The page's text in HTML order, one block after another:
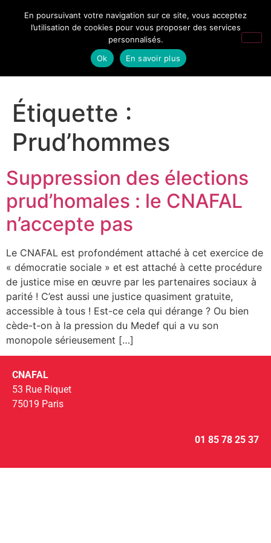
Étiquette :
Prud’hommes
Suppression des élections
prud’homales : le CNAFAL
n’accepte pas
Le CNAFAL est profondément attaché à cet exercice de
« démocratie sociale » et est attaché à cette procédure
de justice mise en œuvre par les partenaires sociaux à
parité ! C’est aussi une justice quasiment gratuite,
accessible à tous ! Est-ce cela qui dérange ? Ou bien
cède-t-on à la pression du Medef qui a vu son
monopole sérieusement […]
CNAFAL
53 Rue Riquet
75019 Paris
01 85 78 25 37
En poursuivant votre navigation sur ce site, vous acceptez
l’utilisation de cookies pour vous proposer des services
personnalisés.
Ok
En savoir plus